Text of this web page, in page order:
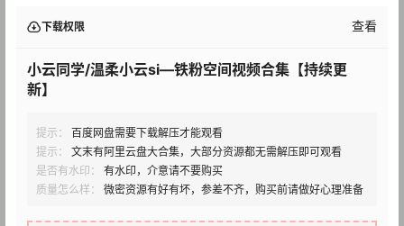
下载权限 查看
小云同学/温柔小云si—铁粉空间视频合集【持续更
新】
提示：
百度网盘需要下载解压才能观看
提示：
文末有阿里云盘大合集，大部分资源都无需解压即可观看
是否有水印：
有水印，介意请不要购买
质量怎么样：
微密资源有好有坏，参差不齐，购买前请做好心理准备